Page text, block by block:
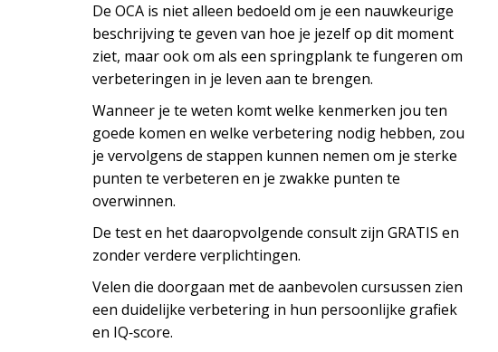
De OCA is niet alleen bedoeld om je een nauwkeurige
beschrijving te geven van hoe je jezelf op dit moment
ziet, maar ook om als een springplank te fungeren om
verbeteringen in je leven aan te brengen.
Wanneer je te weten komt welke kenmerken jou ten
goede komen en welke verbetering nodig hebben, zou
je vervolgens de stappen kunnen nemen om je sterke
punten te verbeteren en je zwakke punten te
overwinnen.
De test en het daaropvolgende consult zijn GRATIS en
zonder verdere verplichtingen.
Velen die doorgaan met de aanbevolen cursussen zien
een duidelijke verbetering in hun persoonlijke grafiek
en IQ‑score.